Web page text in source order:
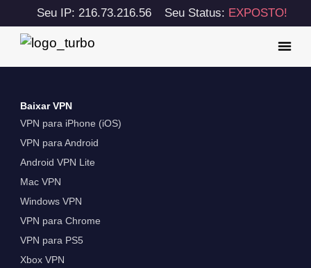
Seu IP: 216.73.216.56 Seu Status: EXPOSTO!
Baixar VPN
VPN para iPhone (iOS)
VPN para Android
Android VPN Lite
Mac VPN
Windows VPN
VPN para Chrome
VPN para PS5
Xbox VPN